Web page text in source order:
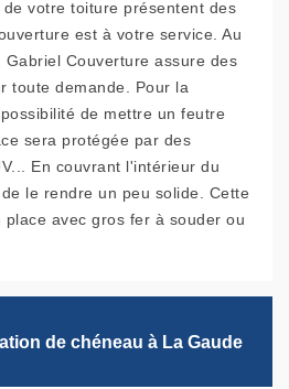
votre toiture présentent des
est à votre service. Au
Couverture assure des
toute demande. Pour la
de mettre un feutre
sera protégée par des
En couvrant l'intérieur du
le rendre un peu solide. Cette
avec gros fer à souder ou
de chéneau à La Gaude